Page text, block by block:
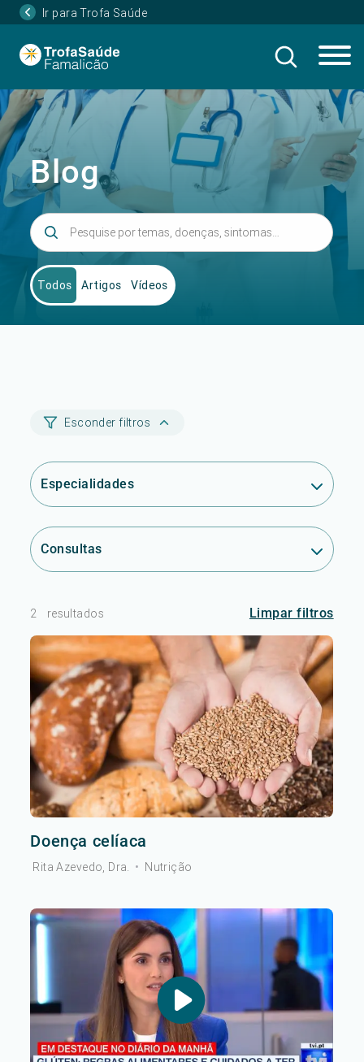
Ir para Trofa Saúde
Blog
Todos Artigos Vídeos
Esconder filtros
Especialidades
Consultas
2 resultados Limpar filtros
Doença celíaca
Rita Azevedo, Dra. • Nutrição